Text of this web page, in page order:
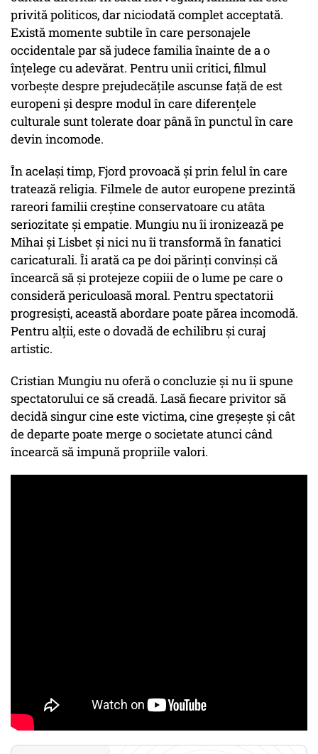
privită politicos, dar niciodată complet acceptată.
Există momente subtile în care personajele
occidentale par să judece familia înainte de a o
înțelege cu adevărat. Pentru unii critici, filmul
vorbește despre prejudecățile ascunse față de est
europeni și despre modul în care diferențele
culturale sunt tolerate doar până în punctul în care
devin incomode.
În același timp, Fjord provoacă și prin felul în care
tratează religia. Filmele de autor europene prezintă
rareori familii creștine conservatoare cu atâta
seriozitate și empatie. Mungiu nu îi ironizează pe
Mihai și Lisbet și nici nu îi transformă în fanatici
caricaturali. Îi arată ca pe doi părinți convinși că
încearcă să și protejeze copiii de o lume pe care o
consideră periculoasă moral. Pentru spectatorii
progresiști, această abordare poate părea incomodă.
Pentru alții, este o dovadă de echilibru și curaj
artistic.
Cristian Mungiu nu oferă o concluzie și nu îi spune
spectatorului ce să creadă. Lasă fiecare privitor să
decidă singur cine este victima, cine greșește și cât
de departe poate merge o societate atunci când
încearcă să impună propriile valori.